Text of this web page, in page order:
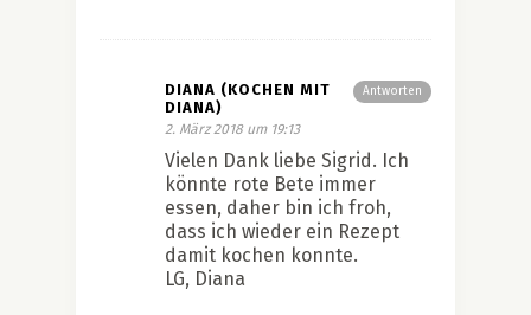
Antworten
DIANA (KOCHEN MIT
DIANA)
2. März 2018 um 19:13
Vielen Dank liebe Sigrid. Ich
könnte rote Bete immer
essen, daher bin ich froh,
dass ich wieder ein Rezept
damit kochen konnte.
LG, Diana